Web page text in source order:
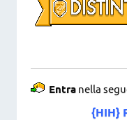
Entra nella
{HIH}